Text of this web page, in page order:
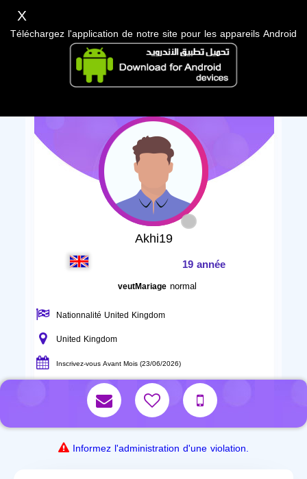
Akhi19
19 année
veutMariage normal
Nationnalité United Kingdom
United Kingdom
Inscrivez-vous Avant Mois (23/06/2026)
Informez l'administration d'une violation.
X
Téléchargez l'application de notre site pour les appareils Android